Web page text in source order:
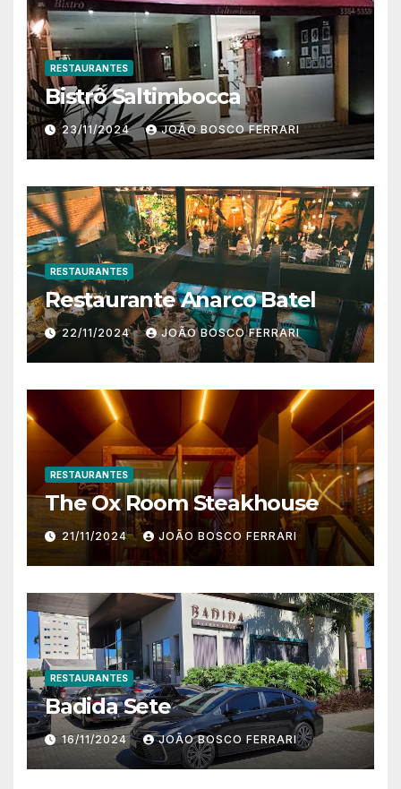
RESTAURANTES
Bistrô Saltimbocca
23/11/2024 JOÃO BOSCO FERRARI
RESTAURANTES
Restaurante Anarco Batel
22/11/2024 JOÃO BOSCO FERRARI
RESTAURANTES
The Ox Room Steakhouse
21/11/2024 JOÃO BOSCO FERRARI
RESTAURANTES
Badida Sete
16/11/2024 JOÃO BOSCO FERRARI